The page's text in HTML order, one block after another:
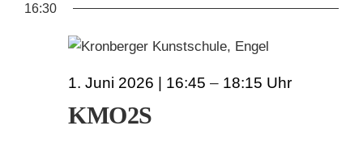
16:30
KMO2S
1. Juni 2026 | 16:45 – 18:15